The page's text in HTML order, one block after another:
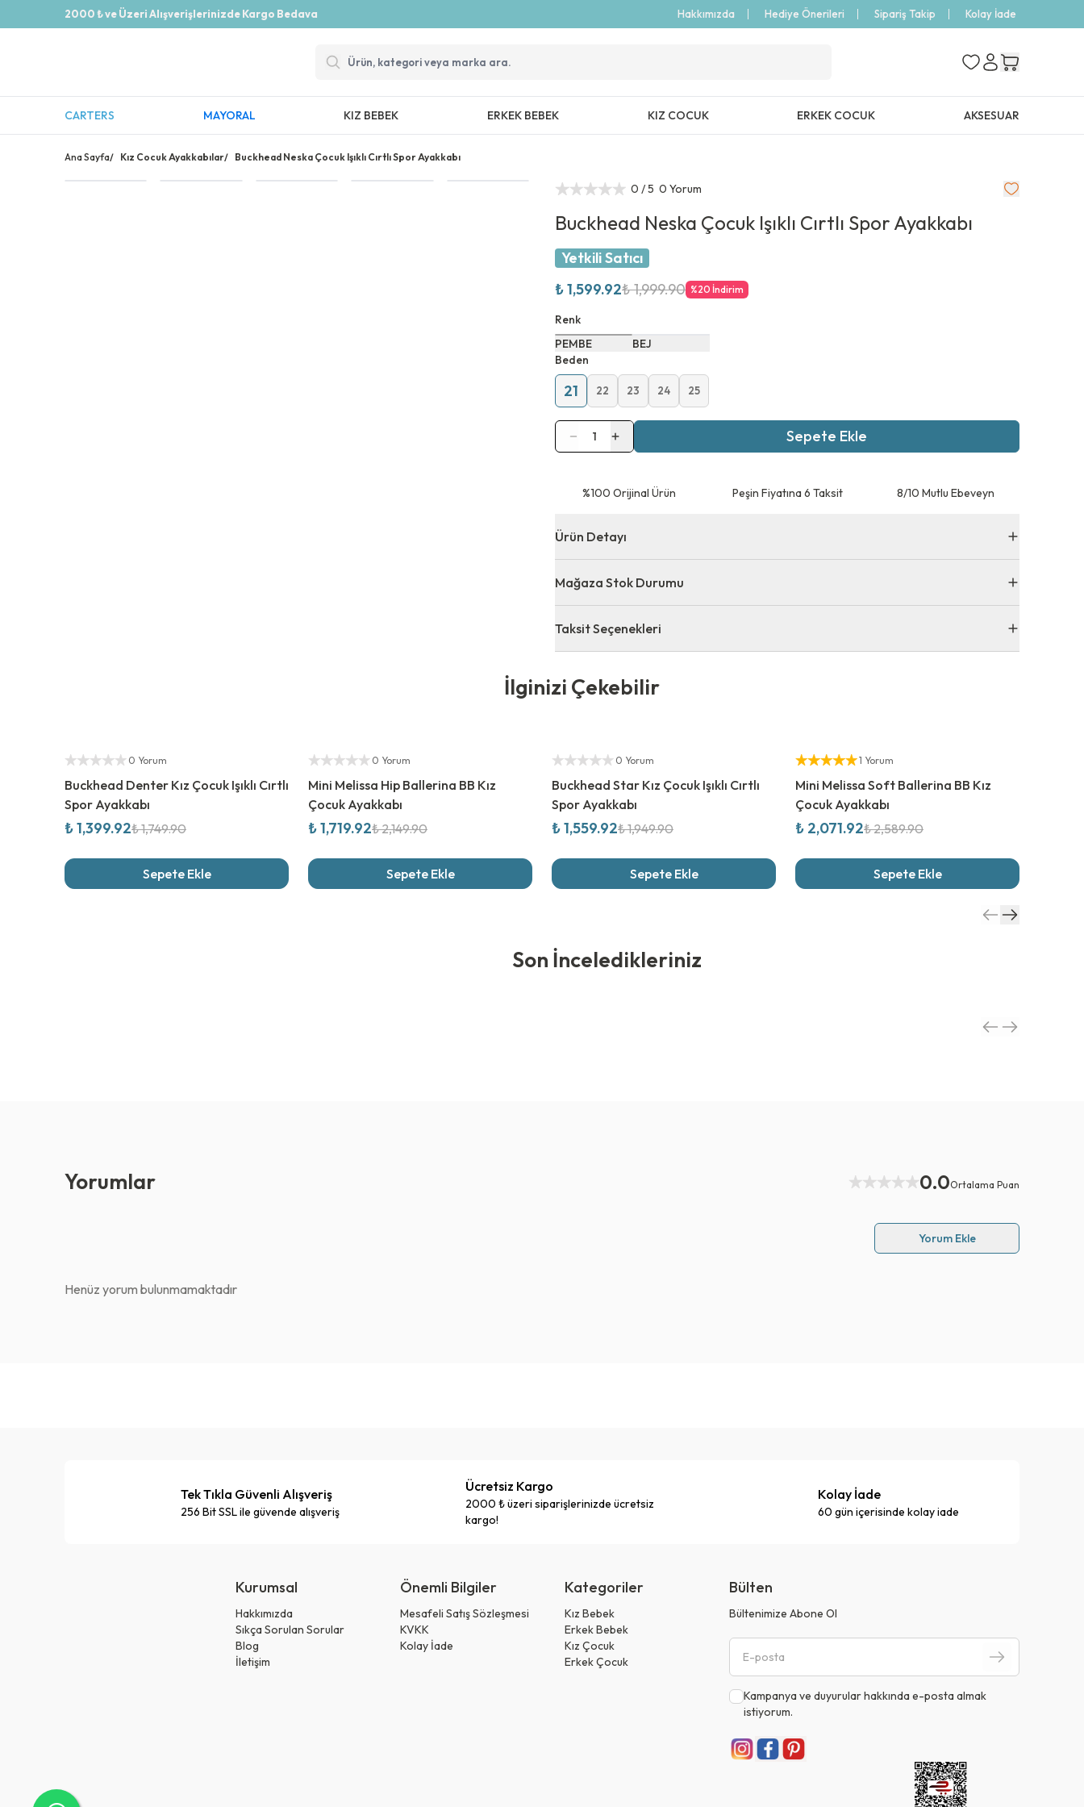
2000 ₺ ve Üzeri Alışverişlerinizde Kargo Bedava Hakkımızda Hediye Önerileri Sipariş Takip Kolay İade
CARTERS MAYORAL KIZ BEBEK ERKEK BEBEK KIZ COCUK ERKEK COCUK AKSESUAR
Ana Sayfa/ Kız Cocuk Ayakkabılar/ Buckhead Neska Çocuk Işıklı Cırtlı Spor Ayakkabı
0 / 5 0 Yorum
Buckhead Neska Çocuk Işıklı Cırtlı Spor Ayakkabı
Yetkili Satıcı
₺ 1,599.92₺ 1,999.90 %20 İndirim
Renk
PEMBE
BEJ
Beden
21 22 23 24 25
1 Sepete Ekle
⁠%100 Orijinal Ürün Peşin Fiyatına 6 Taksit 8/10 Mutlu Ebeveyn
Ürün Detayı
Mağaza Stok Durumu
Taksit Seçenekleri
İlginizi Çekebilir
Yetkili Satıcı
0 Yorum
Buckhead Denter Kız Çocuk Işıklı Cırtlı
Spor Ayakkabı
₺ 1,399.92₺ 1,749.90
Sepete Ekle
Yetkili Satıcı
0 Yorum
Mini Melissa Hip Ballerina BB Kız
Çocuk Ayakkabı
₺ 1,719.92₺ 2,149.90
Sepete Ekle
Yetkili Satıcı
0 Yorum
Buckhead Star Kız Çocuk Işıklı Cırtlı
Spor Ayakkabı
₺ 1,559.92₺ 1,949.90
Sepete Ekle
Yetkili Satıcı
1 Yorum
Mini Melissa Soft Ballerina BB Kız
Çocuk Ayakkabı
₺ 2,071.92₺ 2,589.90
Sepete Ekle
Son İnceledikleriniz
Yorumlar 0.0Ortalama Puan
Yorum Ekle
Henüz yorum bulunmamaktadır
Tek Tıkla Güvenli Alışveriş
256 Bit SSL ile güvende alışveriş
Ücretsiz Kargo
2000 ₺ üzeri siparişlerinizde ücretsiz
kargo!
Kolay İade
60 gün içerisinde kolay iade
Kurumsal
Hakkımızda
Sıkça Sorulan Sorular
Blog
İletişim
Önemli Bilgiler
Mesafeli Satış Sözleşmesi
KVKK
Kolay İade
Kategoriler
Kız Bebek
Erkek Bebek
Kız Çocuk
Erkek Çocuk
Bülten
Bültenimize Abone Ol
Kampanya ve duyurular hakkında e-posta almak
istiyorum.